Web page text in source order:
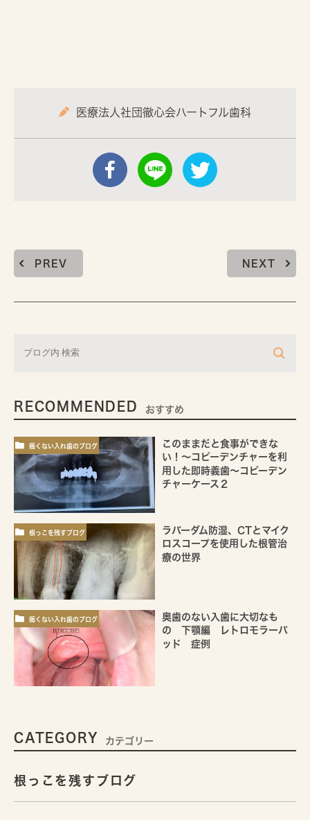
医療法人社団徹心会ハートフル歯科
PREV NEXT
RECOMMENDED おすすめ
痛くない入れ歯のブログ
このままだと食事ができな
い！～コピーデンチャーを利
用した即時義歯～コピーデン
チャーケース２
根っこを残すブログ
ラバーダム防湿、CTとマイク
ロスコープを使用した根管治
療の世界
痛くない入れ歯のブログ
奥歯のない入歯に大切なも
の 下顎編 レトロモラーパ
ッド 症例
CATEGORY カテゴリー
根っこを残すブログ